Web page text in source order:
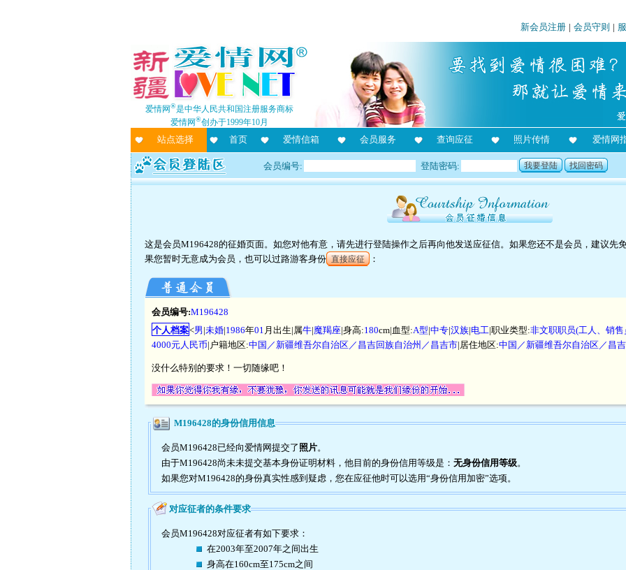
新会员注册 | 会员守则 |
爱情网®是中华人民共和国注册服务商标
爱情网®创办于1999年10月
站点选择 首页 爱情信箱 会员服务 查询应征 照片传情 爱情网
会员编号: 登陆密码: 我要登陆 找回密码
这是会员M196428的征婚页面。如您对他有意，请先进行登陆操作之后再向他发送应征信。如果您还不是会员，建议先
果您暂时无意成为会员，也可以过路游客身份 直接应征 ：
会员编号:M196428
个人档案<男|未婚|1986年01 月出生|属牛|魔羯座|身高:180cm|血型:A型|中专|汉族|电工|职业类型:非文职职员(工人、销
4000元人民币|户籍地区:中国／新疆维吾尔自治区／昌吉回族自治州／昌吉市|居住地区:中国／新疆维吾尔自治区／昌
没什么特别的要求！一切随缘吧！
M196428的身份信用信息
会员M196428已经向爱情网提交了 照片。
由于M196428尚未未提交基本身份证明材料，他目前的身份信用等级是： 无身份信用等级。
如果您对M196428的身份真实性感到疑虑，您在应征他时可以选用“身份信用加密”选项。
对应征者的条件要求
会员M196428对应征者有如下要求：
在2003年至2007年之间出生
身高在160cm至175cm之间